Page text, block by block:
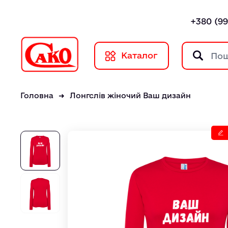
+380
Каталог
Головна Лонгслів жіночий Ваш дизайн